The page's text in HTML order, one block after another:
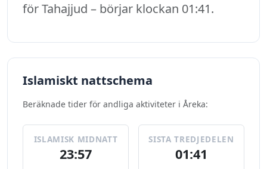
för Tahajjud – börjar klockan 01:41.
Islamiskt nattschema
Beräknade tider för andliga aktiviteter i Åreka:
ISLAMISK MIDNATT
23:57
SISTA TREDJEDELEN
01:41